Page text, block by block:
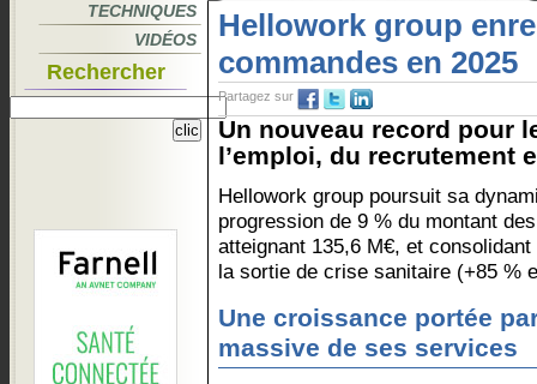
TECHNIQUES
VIDÉOS
Rechercher
Hellowork group
commandes en 2025
Partagez sur
Un nouveau record pour
l’emploi, du recrutement
Hellowork group poursuit sa
progression de 9 % du montant
atteignant 135,6 M€, et
la sortie de crise sanitaire (+85 %
Une croissance portée
massive de ses services